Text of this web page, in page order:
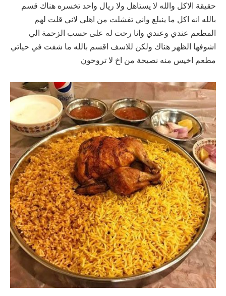
حقيقة الاكل والله لا يستاهل ولا ريال واحد تخسره هناك قسم
بالله انه اكل ما ينبلع واني تفشلت من اهلي لاني قلت لهم
المطعم عندي وعندي وانا رحت له على حسب الزحمة الي
اشوفها الظهر هناك ولكن للاسف اقسم بالله ما شفت في حياتي
مطعم اخيس منه نصيحة من اخ لا تروحون